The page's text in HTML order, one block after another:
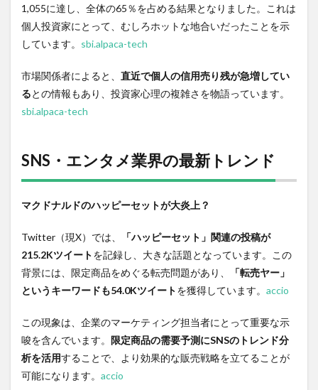
の重
要ニ
ュー
ス
スポ
ーツ
観
イン
ンド
の新
動向
1.7
情勢
の重
要な
動き
1.8
1,055に達し、全体の65％を占める結果となりました。これは
個人投資家にとって、むしろホットな地合いだったことを示
しています。 sbi.alpaca-tech
市場関係者によると、 直近で個人の信用売り残が急増してい
るとの情報もあり、投資家心理の複雑さを物語っています。
sbi.alpaca-tech
SNS・エンタメ業界の最新トレンド
マクドナルドのハッピーセットが大炎上？
Twitter（現X）では、
「ハッピーセット」関連の投稿が
215.2Kツイートを記録し、大きな話題となっています。この
背景には、限定商品をめぐる転売問題があり、
「転売ヤー」
というキーワードも54.0Kツイートを獲得しています。 accio
この現象は、企業のマーケティング担当者にとって重要な示
唆を含んでいます。 限定商品の需要予測にSNSのトレンド分
析を活用することで、より効果的な販売戦略を立てることが
可能になります。 accio